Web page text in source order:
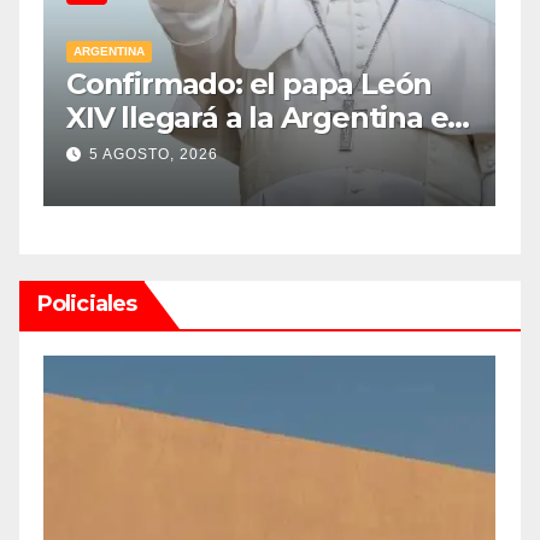
ARGENTINA
Confirmado: el papa León
XIV llegará a la Argentina el
8 de noviembre y realizará
una histórica gira federal
5 AGOSTO, 2026
Policiales